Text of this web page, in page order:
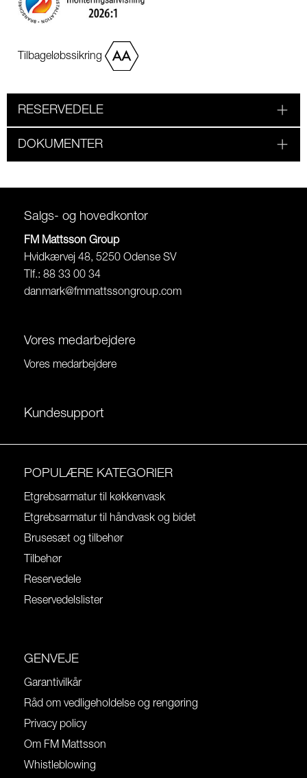
Tilbageløbssikring
RESERVEDELE
DOKUMENTER
Salgs- og hovedkontor
FM Mattsson Group
Hvidkærvej 48, 5250 Odense SV
Tlf.: 88 33 00 34
danmark@fmmattssongroup.com
Vores medarbejdere
Vores medarbejdere
Kundesupport
POPULÆRE KATEGORIER
Etgrebsarmatur til køkkenvask
Etgrebsarmatur til håndvask og bidet
Brusesæt og tilbehør
Tilbehør
Reservedele
Reservedelslister
GENVEJE
Garantivilkår
Råd om vedligeholdelse og rengøring
Privacy policy
Om FM Mattsson
Whistleblowing